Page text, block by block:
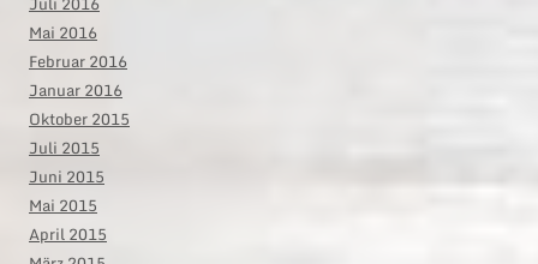
Mai 2016
Februar 2016
Januar 2016
Oktober 2015
Juli 2015
Juni 2015
Mai 2015
April 2015